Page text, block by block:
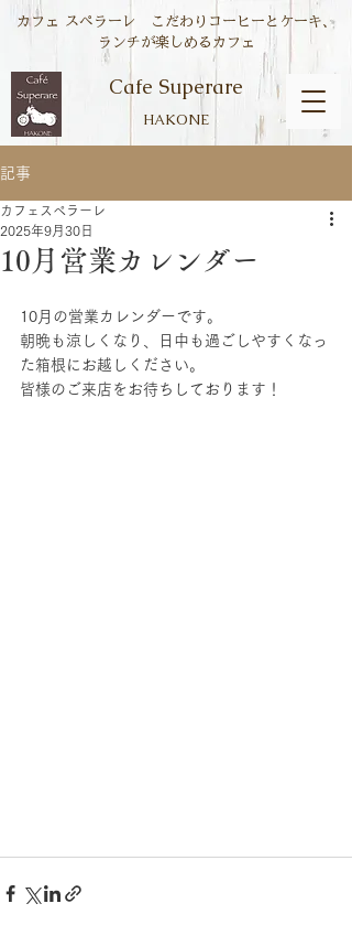
Cafe Superare
HAKONE
カフェ スペラーレ こだわりコーヒーとケーキ、
ランチが楽しめるカフェ
記事
10月営業カレンダー
カフェスペラーレ
2025年9月30日
10月の営業カレンダーです。
朝晩も涼しくなり、日中も過ごしやすくなっ
た箱根にお越しください。
皆様のご来店をお待ちしております！